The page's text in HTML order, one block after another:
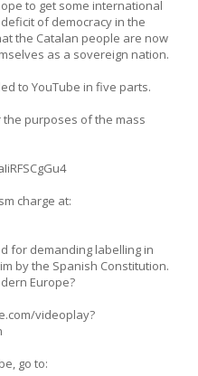
to get some international
of democracy in the
the Catalan people are now
as a sovereign nation.
to YouTube in five parts.
purposes of the mass
charge at:
for demanding labelling in
by the Spanish Constitution.
Europe?
videoplay?
go to: